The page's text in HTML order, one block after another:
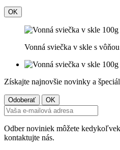
OK
Vonná sviečka v skle s
Získajte najnovšie novinky a
Odber noviniek môžete
kontaktujte nás.